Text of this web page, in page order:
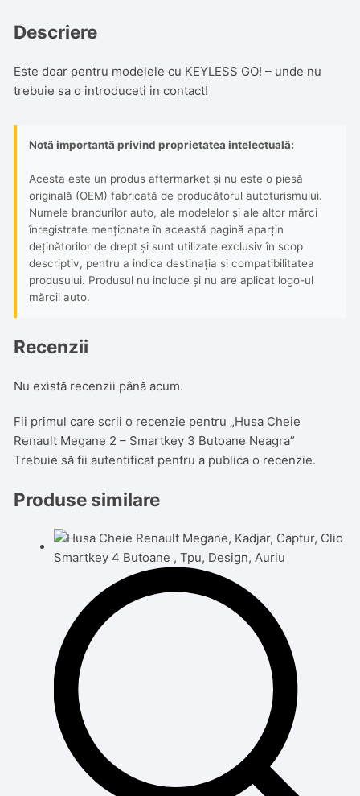
Descriere
Este doar pentru modelele cu KEYLESS GO! – unde nu
trebuie sa o introduceti in contact!
Notă importantă privind proprietatea intelectuală:
Acesta este un produs aftermarket și nu este o piesă
originală (OEM) fabricată de producătorul autoturismului.
Numele brandurilor auto, ale modelelor și ale altor mărci
înregistrate menționate în această pagină aparțin
deținătorilor de drept și sunt utilizate exclusiv în scop
descriptiv, pentru a indica destinația și compatibilitatea
produsului. Produsul nu include și nu are aplicat logo-ul
mărcii auto.
Recenzii
Nu există recenzii până acum.
Fii primul care scrii o recenzie pentru „Husa Cheie
Renault Megane 2 – Smartkey 3 Butoane Neagra”
Trebuie să fiiautentificat pentru a publica o recenzie.
Produse similare